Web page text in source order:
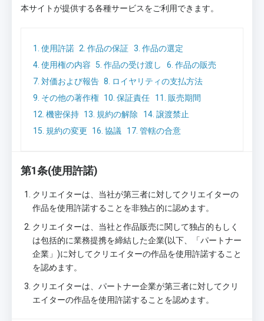
本サイトが提供する各種サービスをご利用できます。
1. 使用許諾 2. 作品の保証 3. 作品の選定
4. 使用権の内容
5. 作品の受け渡し
6. 作品の販売
7. 対価および報告 8. ロイヤリティの支払方法
9. その他の著作権 10. 保証責任
11. 販売期間
12. 機密保持 13. 規約の解除
14. 譲渡禁止
15. 規約の変更
16. 協議 17. 管轄の合意
第1条(使用許諾)
クリエイターは、当社が第三者に対してクリエイターの
作品を使用許諾することを非独占的に認めます。
クリエイターは、当社と作品販売に関して独占的もしく
は包括的に業務提携を締結した企業(以下、「パートナー
企業」)に対してクリエイターの作品を使用許諾すること
を認めます。
クリエイターは、パートナー企業が第三者に対してクリ
エイターの作品を使用許諾することを認めます。